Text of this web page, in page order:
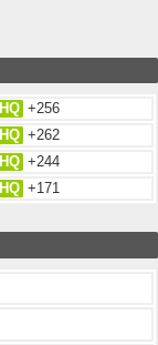
HQ +256
HQ +262
HQ +244
HQ +171